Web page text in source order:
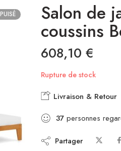
Salon de
coussins
608,10 €
Rupture de stock
Livraison & Retour
37 personnes
Partager